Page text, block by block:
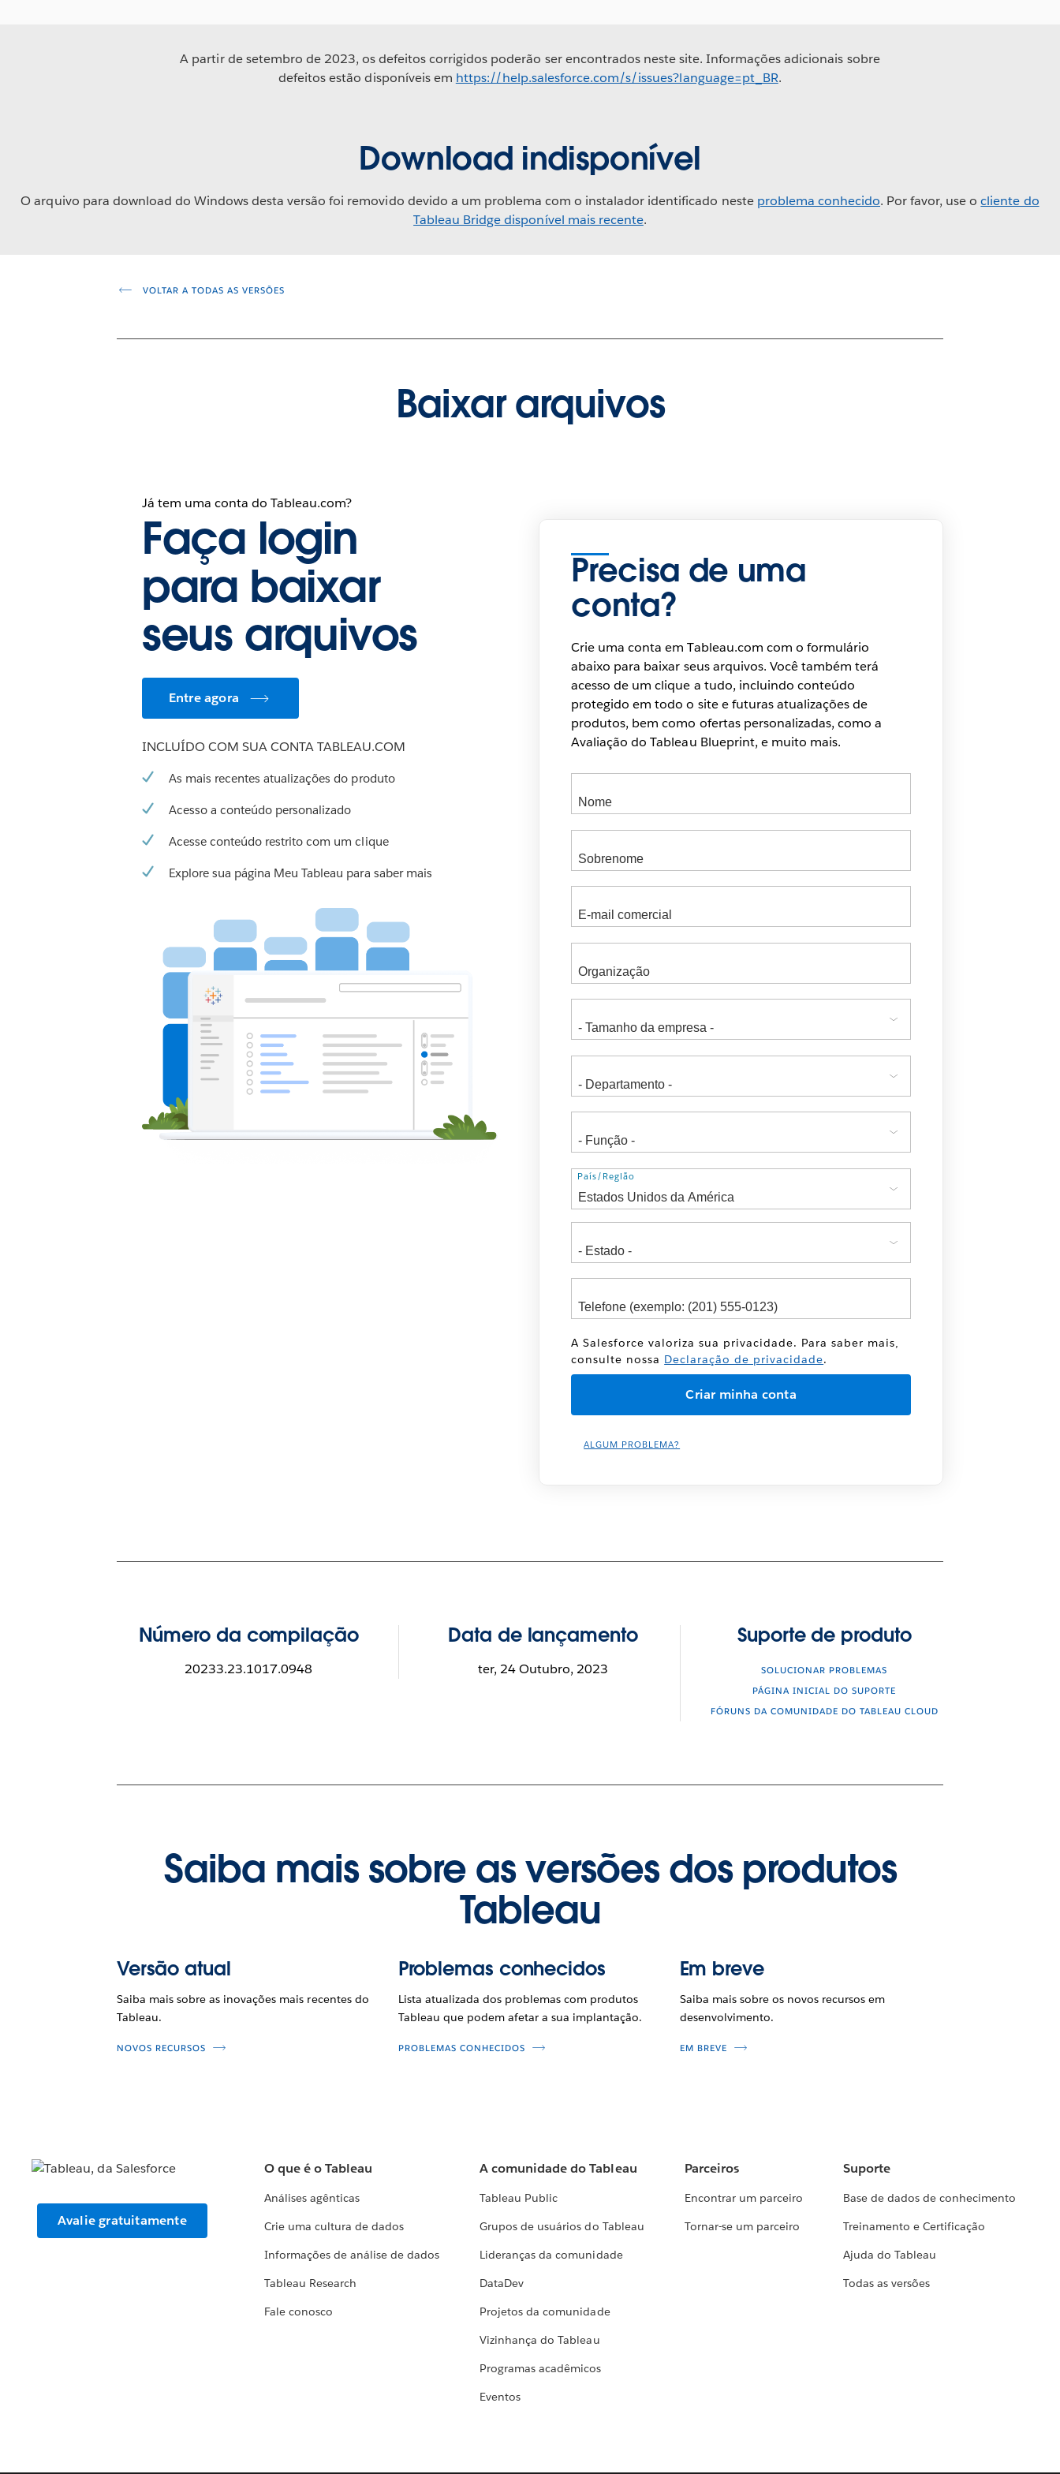
A partir de setembro de 2023, os defeitos corrigidos poderão ser encontrados neste site. Informações adicionais sobre
defeitos estão disponíveis em https://help.salesforce.com/s/issues?language=pt_BR.
Download indisponível
O arquivo para download do Windows desta versão foi removido devido a um problema com o instalador identificado neste problema conhecido. Por favor, use ocliente do
Tableau Bridge disponível mais recente.
VOLTAR A TODAS AS VERSÕES
Baixar arquivos
Já tem uma conta do Tableau.com?
Faça login
para baixar
seus arquivos
Entre agora
INCLUÍDO COM SUA CONTA TABLEAU.COM
As mais recentes atualizações do produto
Acesso a conteúdo personalizado
Acesse conteúdo restrito com um clique
Explore sua página Meu Tableau para saber mais
Precisa de uma
conta?
Crie uma conta em Tableau.com com o formulário
abaixo para baixar seus arquivos. Você também terá
acesso de um clique a tudo, incluindo conteúdo
protegido em todo o site e futuras atualizações de
produtos, bem como ofertas personalizadas, como a
Avaliação do Tableau Blueprint, e muito mais.
Endereço
País/Região
A Salesforce valoriza sua privacidade. Para saber mais,
consulte nossa Declaração de privacidade.
ALGUM PROBLEMA?
Número da compilação
20233.23.1017.0948
Data de lançamento
ter, 24 Outubro, 2023
Suporte de produto
SOLUCIONAR PROBLEMAS
PÁGINA INICIAL DO SUPORTE
FÓRUNS DA COMUNIDADE DO TABLEAU CLOUD
Saiba mais sobre as versões dos produtos
Tableau
Versão atual
Saiba mais sobre as inovações mais recentes do
Tableau.
NOVOS RECURSOS
Problemas conhecidos
Lista atualizada dos problemas com produtos
Tableau que podem afetar a sua implantação.
PROBLEMAS CONHECIDOS
Em breve
Saiba mais sobre os novos recursos em
desenvolvimento.
EM BREVE
Avalie gratuitamente
O que é o Tableau
Análises agênticas
Crie uma cultura de dados
Informações de análise de dados
Tableau Research
Fale conosco
A comunidade do Tableau
Tableau Public
Grupos de usuários do Tableau
Lideranças da comunidade
DataDev
Projetos da comunidade
Vizinhança do Tableau
Programas acadêmicos
Eventos
Parceiros
Encontrar um parceiro
Tornar-se um parceiro
Suporte
Base de dados de conhecimento
Treinamento e Certificação
Ajuda do Tableau
Todas as versões